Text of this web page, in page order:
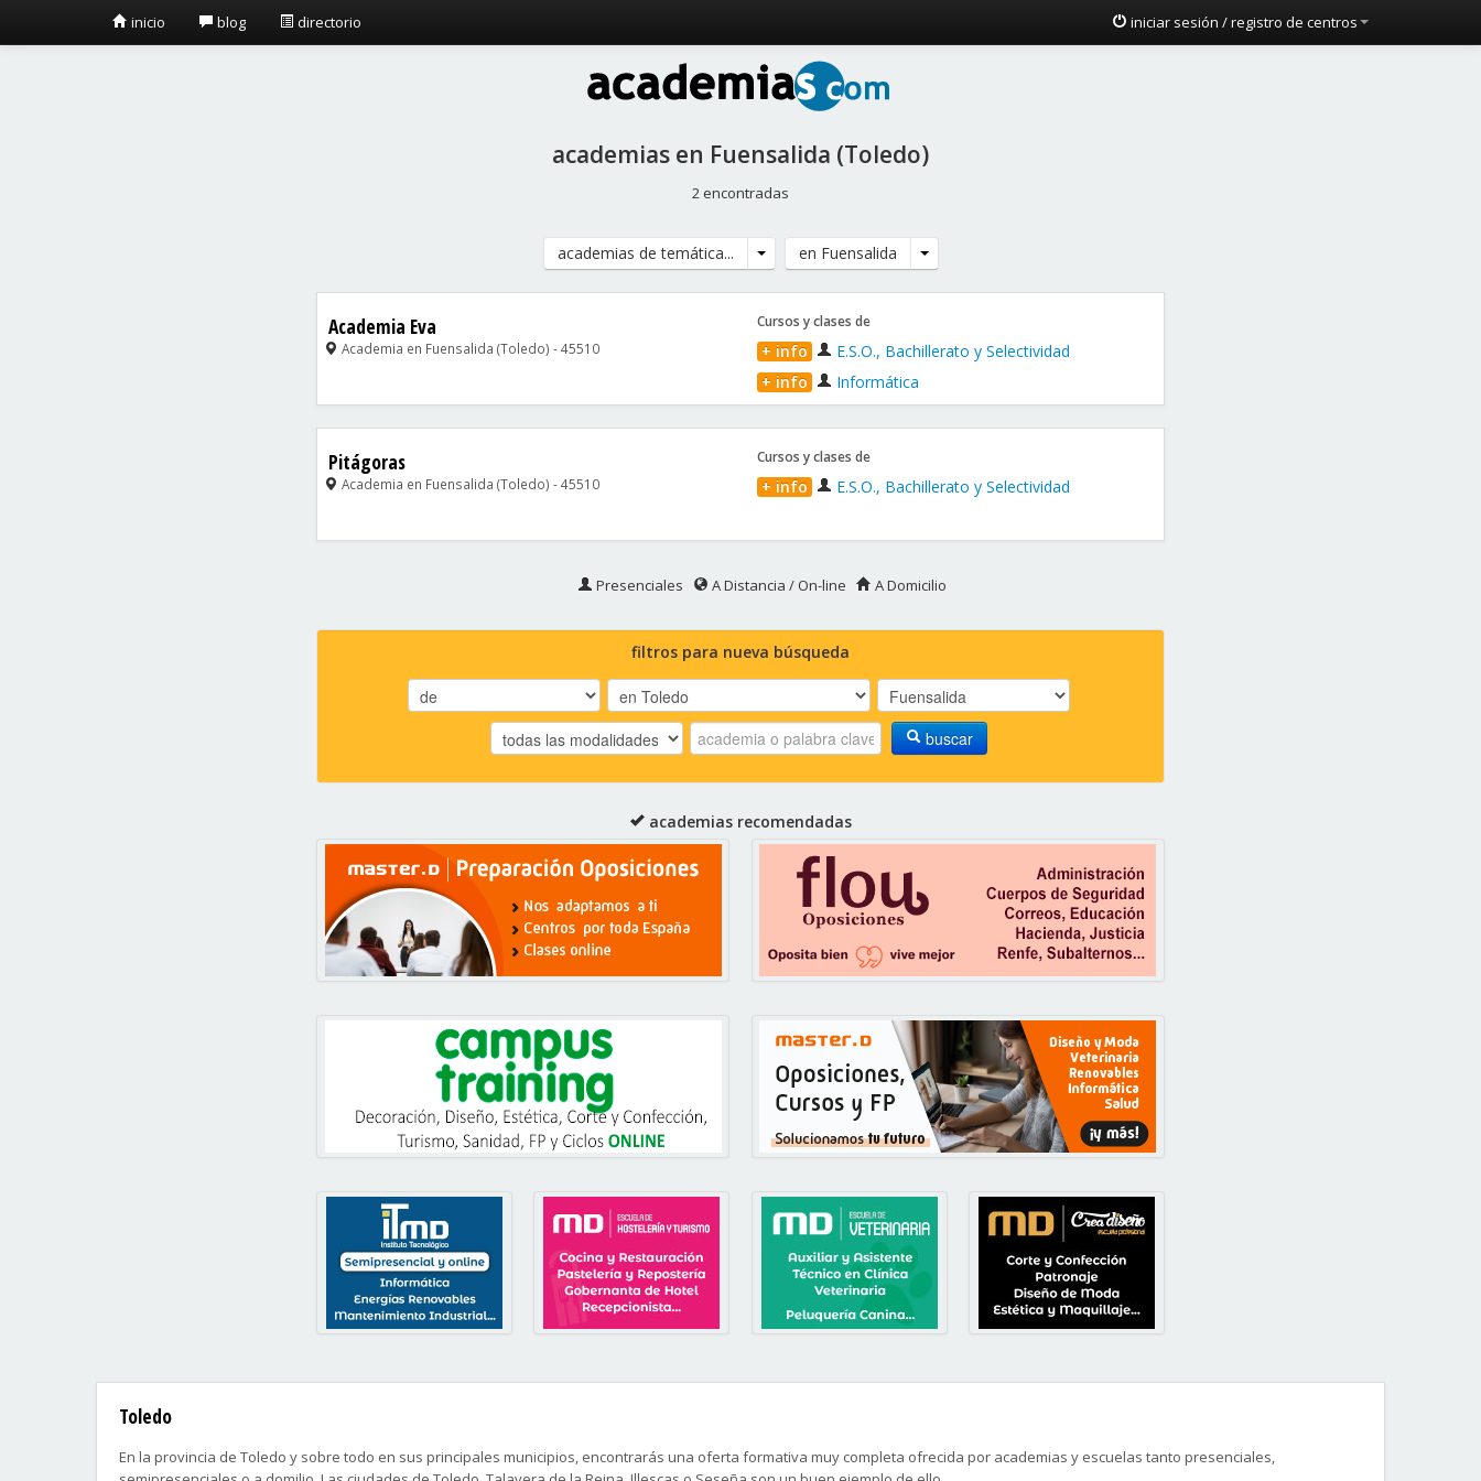
inicio blog directorio iniciar sesión / registro de centros
academias en Fuensalida (Toledo)
2 encontradas
academias de temática... en Fuensalida
Academia Eva
Academia en Fuensalida (Toledo) - 45510
Cursos y clases de
+ info
E.S.O., Bachillerato y Selectividad
+ info
Informática
Pitágoras
Academia en Fuensalida (Toledo) - 45510
Cursos y clases de
+ info E.S.O., Bachillerato y Selectividad
Presenciales A Distancia / On-line A Domicilio
filtros para nueva búsqueda
buscar
academias recomendadas
Toledo
En la provincia de Toledo y sobre todo en sus principales municipios, encontrarás una oferta formativa muy completa ofrecida por academias y escuelas tanto presenciales,